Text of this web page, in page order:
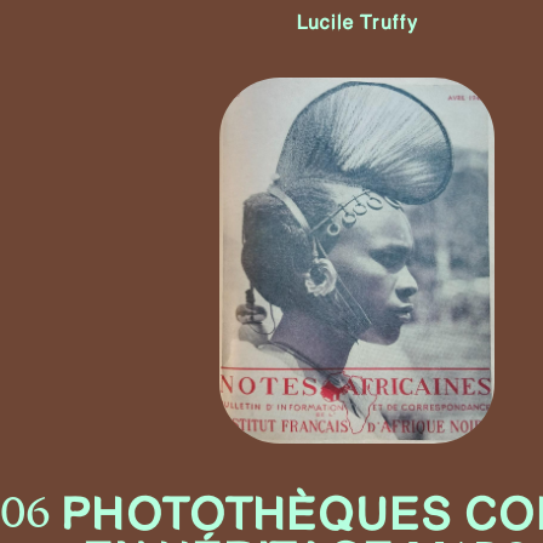
Lucile Truffy
PHOTOTHÈQUES